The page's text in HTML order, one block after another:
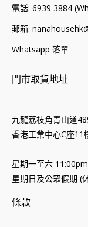
電話: 6939 3884
郵箱:
Whatsapp 落單
門市取貨地址
九龍荔枝角青山道
香港工業中心C座11
星期一至六
星期日及公眾假期 (
條款